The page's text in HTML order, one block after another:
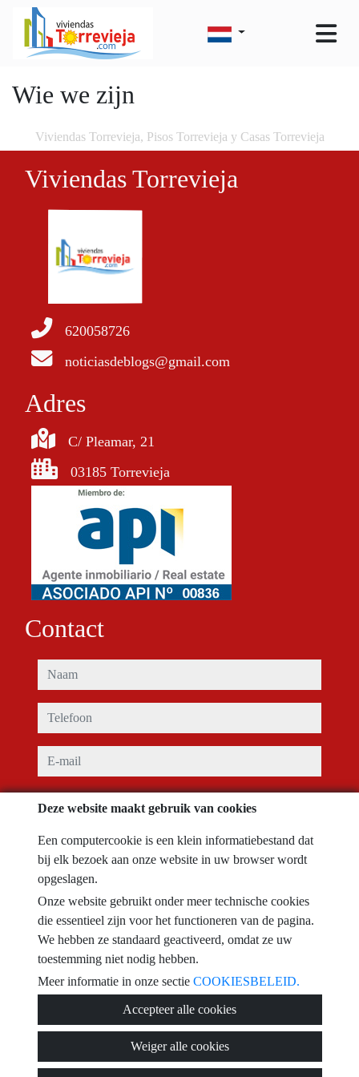
Wie we zijn
Viviendas Torrevieja, Pisos Torrevieja y Casas Torrevieja
Viviendas Torrevieja
620058726
noticiasdeblogs@gmail.com
Adres
C/ Pleamar, 21
03185 Torrevieja
Contact
naam
telefoon
e-mail
Ik heb de gebruiksvoorwaarden te geaccepteren en
bericht
Captcha
Sturen
Deze website maakt gebruik van cookies
Een computercookie is een klein informatiebestand dat
bij elk bezoek aan onze website in uw browser wordt
opgeslagen.
Onze website gebruikt onder meer technische cookies
die essentieel zijn voor het functioneren van de pagina.
We hebben ze standaard geactiveerd, omdat ze uw
toestemming niet nodig hebben.
Meer informatie in onze sectie COOKIESBELEID.
Accepteer alle cookies
Weiger alle cookies